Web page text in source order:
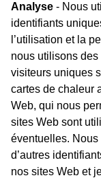
Analyse - Nous
identifiants
l’utilisation et la
nous utilisons
visiteurs uniques
cartes de chaleur
Web, qui nous
sites Web sont
éventuelles.
d’autres
nos sites Web et